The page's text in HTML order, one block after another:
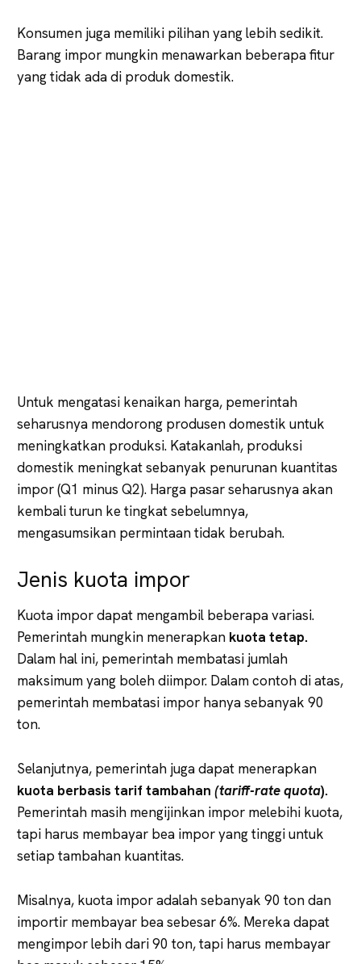
Konsumen juga memiliki pilihan yang lebih sedikit.
Barang impor mungkin menawarkan beberapa fitur
yang tidak ada di produk domestik.
Untuk mengatasi kenaikan harga, pemerintah
seharusnya mendorong produsen domestik untuk
meningkatkan produksi. Katakanlah, produksi
domestik meningkat sebanyak penurunan kuantitas
impor (Q1 minus Q2). Harga pasar seharusnya akan
kembali turun ke tingkat sebelumnya,
mengasumsikan permintaan tidak berubah.
Jenis kuota impor
Kuota impor dapat mengambil beberapa variasi.
Pemerintah mungkin menerapkan kuota tetap.
Dalam hal ini, pemerintah membatasi jumlah
maksimum yang boleh diimpor. Dalam contoh di atas,
pemerintah membatasi impor hanya sebanyak 90
ton.
Selanjutnya, pemerintah juga dapat menerapkan
kuota berbasis tarif tambahan (tariff-ratequota).
Pemerintah masih mengijinkan impor melebihi kuota,
tapi harus membayar bea impor yang tinggi untuk
setiap tambahan kuantitas.
Misalnya, kuota impor adalah sebanyak 90 ton dan
importir membayar bea sebesar 6%. Mereka dapat
mengimpor lebih dari 90 ton, tapi harus membayar